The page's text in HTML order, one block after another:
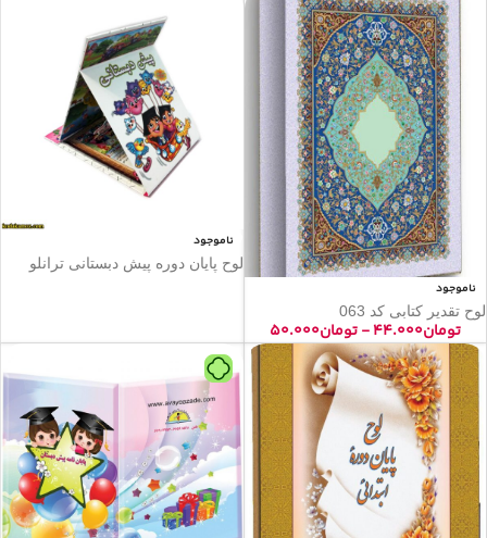
ناموجود
لوح تقدیر کتابی کد 063
تومان۴۴.۰۰۰-تومان۵۰.۰۰۰
ناموجود
لوح پایان دوره پیش دبستانی ترانلو